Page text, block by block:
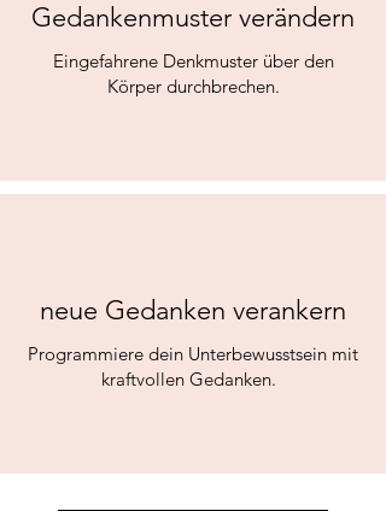
Gedankenmuster verändern
Eingefahrene Denkmuster über den
Körper durchbrechen.
neue Gedanken verankern
Programmiere dein Unterbewusstsein mit
kraftvollen Gedanken.